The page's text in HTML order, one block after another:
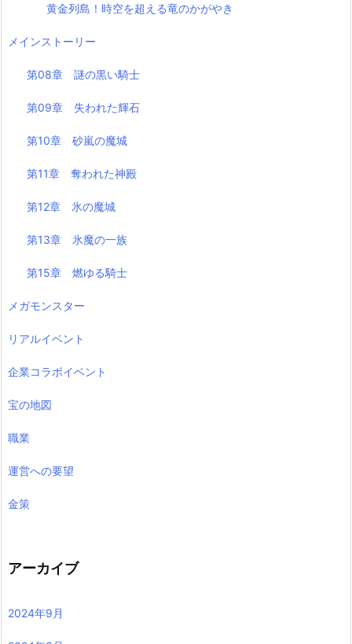
黄金列島！時空を超える竜のかがやき
メインストーリー
第08章 謎の黒い騎士
第09章 失われた輝石
第10章 砂嵐の魔城
第11章 奪われた神殿
第12章 氷の魔城
第13章 氷魔の一族
第15章 燃ゆる騎士
メガモンスター
リアルイベント
企業コラボイベント
宝の地図
職業
運営への要望
金策
アーカイブ
2024年9月